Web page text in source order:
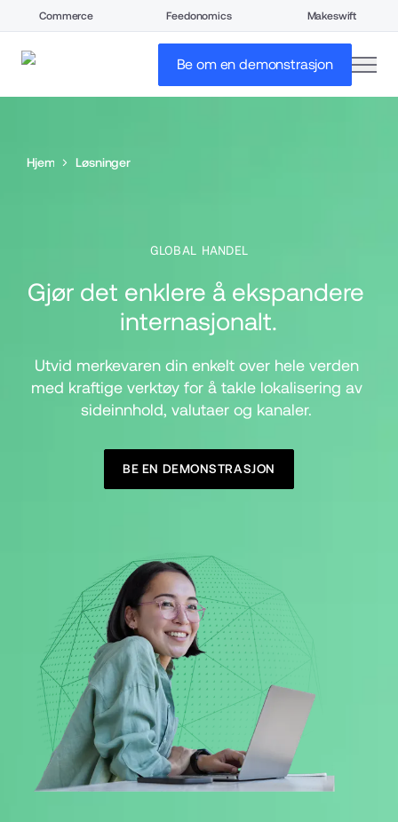
Commerce Feedonomics Makeswift
Be om en demonstrasjon
Hjem Løsninger
GLOBAL HANDEL
Gjør det enklere å ekspandere
internasjonalt.
Utvid merkevaren din enkelt over hele verden
med kraftige verktøy for å takle lokalisering av
sideinnhold, valutaer og kanaler.
BE EN DEMONSTRASJON